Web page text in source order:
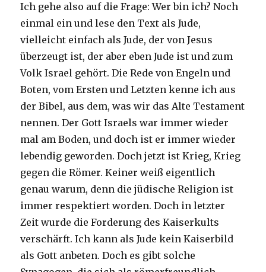
Ich gehe also auf die Frage: Wer bin ich? Noch
einmal ein und lese den Text als Jude,
vielleicht einfach als Jude, der von Jesus
überzeugt ist, der aber eben Jude ist und zum
Volk Israel gehört. Die Rede von Engeln und
Boten, vom Ersten und Letzten kenne ich aus
der Bibel, aus dem, was wir das Alte Testament
nennen. Der Gott Israels war immer wieder
mal am Boden, und doch ist er immer wieder
lebendig geworden. Doch jetzt ist Krieg, Krieg
gegen die Römer. Keiner weiß eigentlich
genau warum, denn die jüdische Religion ist
immer respektiert worden. Doch in letzter
Zeit wurde die Forderung des Kaiserkults
verschärft. Ich kann als Jude kein Kaiserbild
als Gott anbeten. Doch es gibt solche